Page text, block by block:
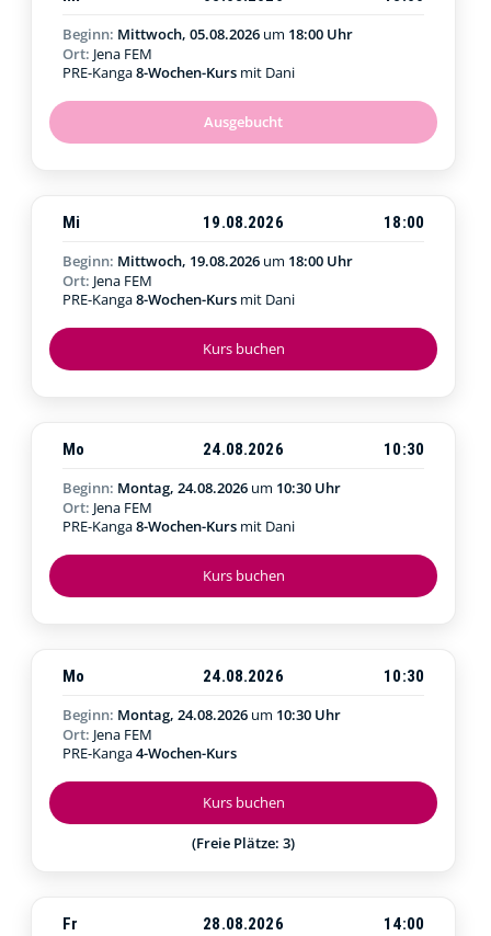
Ausgebucht
Beginn: Mittwoch, 05.08.2026 um 18:00 Uhr
Ort: Jena FEM
PRE-Kanga8-Wochen-Kurs mit Dani
Kurs buchen
Mi 19.08.2026
18:00
Beginn: Mittwoch, 19.08.2026 um 18:00 Uhr
Ort: Jena FEM
PRE-Kanga8-Wochen-Kurs mit Dani
Kurs buchen
Mo 24.08.2026
10:30
Beginn: Montag, 24.08.2026 um 10:30 Uhr
Ort: Jena FEM
PRE-Kanga8-Wochen-Kurs mit Dani
Kurs buchen
(Freie Plätze: 3)
Mo 24.08.2026
10:30
Beginn: Montag, 24.08.2026 um 10:30 Uhr
Ort: Jena FEM
PRE-Kanga4-Wochen-Kurs
Fr 28.08.2026
14:00